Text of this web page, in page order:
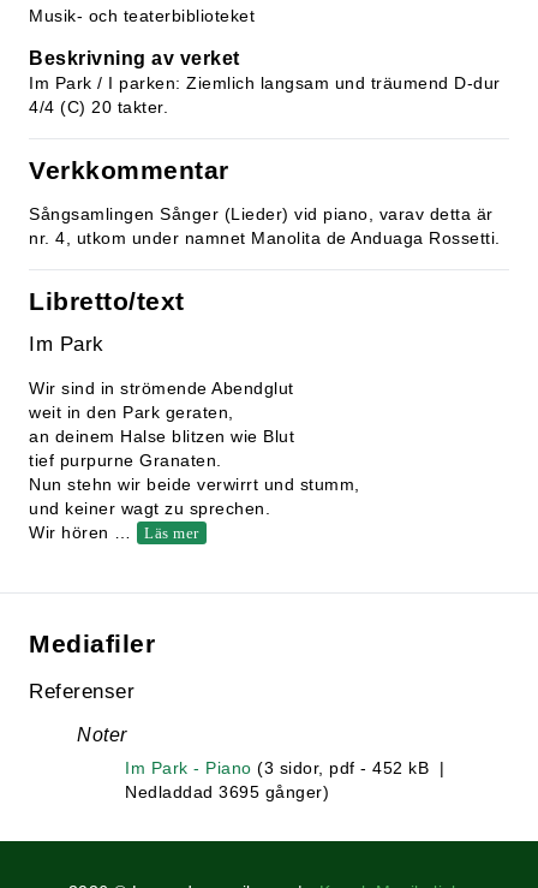
Musik- och teaterbiblioteket
Beskrivning av verket
Im Park / I parken: Ziemlich langsam und träumend D-dur
4/4 (C) 20 takter.
Verkkommentar
Sångsamlingen Sånger (Lieder) vid piano, varav detta är
nr. 4, utkom under namnet Manolita de Anduaga Rossetti.
Libretto/text
Im Park
Wir sind in strömende Abendglut
weit in den Park geraten,
an deinem Halse blitzen wie Blut
tief purpurne Granaten.
Nun stehn wir beide verwirrt und stumm,
und keiner wagt zu sprechen.
Wir hören
Läs mer
Mediafiler
Referenser
Noter
Im Park - Piano (3 sidor, pdf - 452 kB |
Nedladdad 3695 gånger)